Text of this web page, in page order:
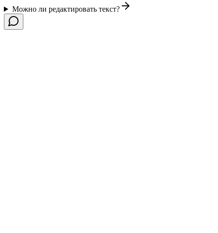
Можно ли редактировать текст?